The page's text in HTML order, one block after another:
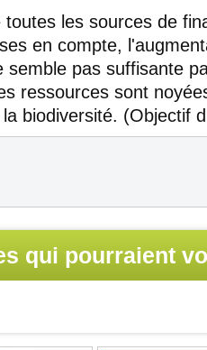
toutes les sources de
en compte,
semble pas suffisante
ressources sont
biodiversité. (Objectif
qui pourraient